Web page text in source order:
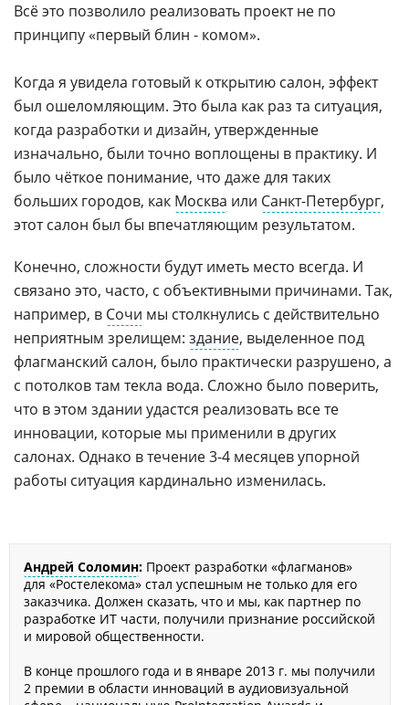
Всё это позволило реализовать проект не по
принципу «первый блин - комом».
Когда я увидела готовый к открытию салон, эффект
был ошеломляющим. Это была как раз та ситуация,
когда разработки и дизайн, утвержденные
изначально, были точно воплощены в практику. И
было чёткое понимание, что даже для таких
больших городов, как Москва или Санкт-Петербург,
этот салон был бы впечатляющим результатом.
Конечно, сложности будут иметь место всегда. И
связано это, часто, с объективными причинами. Так,
например, в Сочи мы столкнулись с действительно
неприятным зрелищем: здание, выделенное под
флагманский салон, было практически разрушено, а
с потолков там текла вода. Сложно было поверить,
что в этом здании удастся реализовать все те
инновации, которые мы применили в других
салонах. Однако в течение 3-4 месяцев упорной
работы ситуация кардинально изменилась.
Андрей Соломин: Проект разработки «флагманов»
для «Ростелекома» стал успешным не только для его
заказчика. Должен сказать, что и мы, как партнер по
разработке ИТ части, получили признание российской
и мировой общественности.
В конце прошлого года и в январе 2013 г. мы получили
2 премии в области инноваций в аудиовизуальной